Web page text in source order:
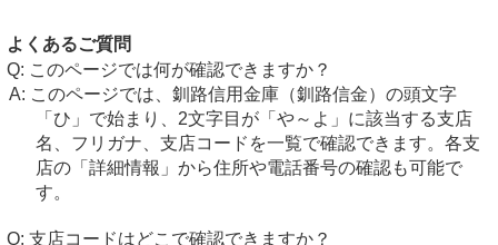
よくあるご質問
このページでは何が確認できますか？
このページでは、釧路信用金庫（釧路信金）の頭文字
「ひ」で始まり、2文字目が「や～よ」に該当する支店
名、フリガナ、支店コードを一覧で確認できます。各支
店の「詳細情報」から住所や電話番号の確認も可能で
す。
支店コードはどこで確認できますか？